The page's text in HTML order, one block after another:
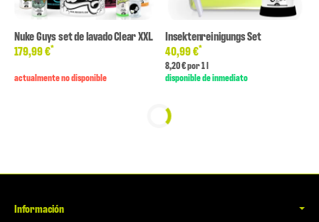
Nuke Guys set de lavado Clear XXL
179,99 €*
actualmente no disponible
Insektenreinigungs Set
40,99 €*
8,20 € por 1 l
disponible de inmediato
Información